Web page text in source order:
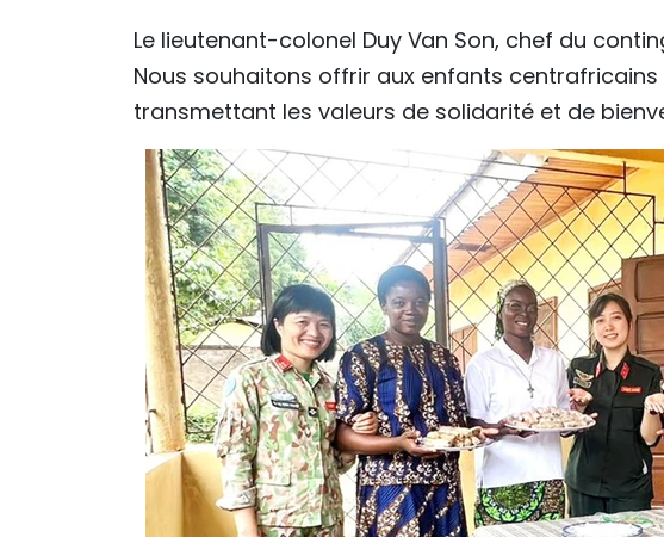
Le lieutenant-colonel Duy Van Son, chef du
Nous souhaitons offrir aux enfants
transmettant les valeurs de solidarité et de